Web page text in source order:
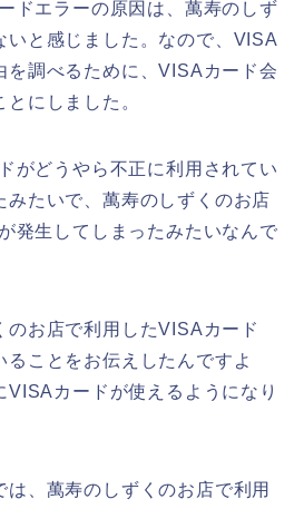
ドエラーの原因は、萬寿のしず
いと感じました。なので、VISA
を調べるために、VISAカード会
にしました。
がどうやら不正に利用されてい
みたいで、萬寿のしずくのお店
発生してしまったみたいなんで
のお店で利用したVISAカード
ることをお伝えしたんですよ
VISAカードが使えるようになり
は、萬寿のしずくのお店で利用